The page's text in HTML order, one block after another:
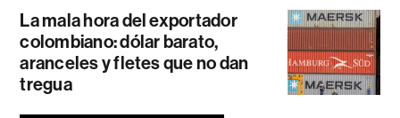
La mala hora del exportador
colombiano: dólar barato,
aranceles y fletes que no dan
tregua